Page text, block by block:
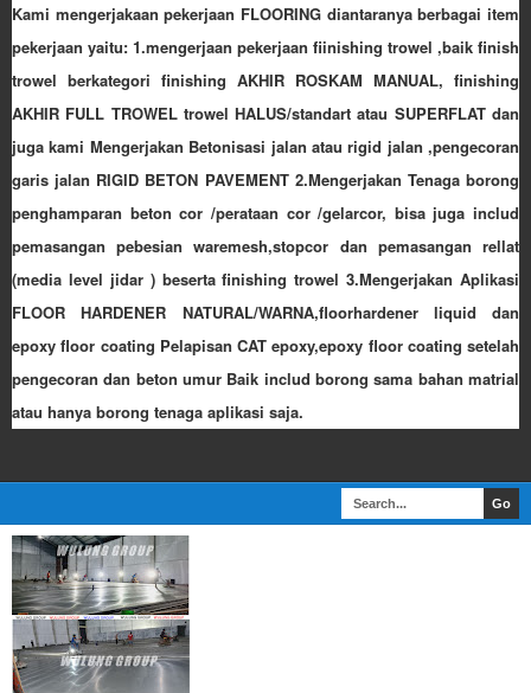
Kami mengerjakaan pekerjaan FLOORING diantaranya berbagai item
pekerjaan yaitu: 1.mengerjaan pekerjaan fiinishing trowel ,baik finish
trowel berkategori finishing AKHIR ROSKAM MANUAL, finishing
AKHIR FULL TROWEL trowel HALUS/standart atau SUPERFLAT dan
juga kami Mengerjakan Betonisasi jalan atau rigid jalan ,pengecoran
garis jalan RIGID BETON PAVEMENT 2.Mengerjakan Tenaga borong
penghamparan beton cor /perataan cor /gelarcor, bisa juga includ
pemasangan pebesian waremesh,stopcor dan pemasangan rellat
(media level jidar ) beserta finishing trowel 3.Mengerjakan Aplikasi
FLOOR HARDENER NATURAL/WARNA,floorhardener liquid dan
epoxy floor coating Pelapisan CAT epoxy,epoxy floor coating setelah
pengecoran dan beton umur Baik includ borong sama bahan matrial
atau hanya borong tenaga aplikasi saja.